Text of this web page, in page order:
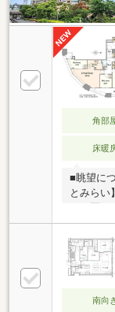
角部
床暖
■眺望に
とみらい
ついて＃
有効面積
クルーム
式床暖房
広いL字
24時間
南向